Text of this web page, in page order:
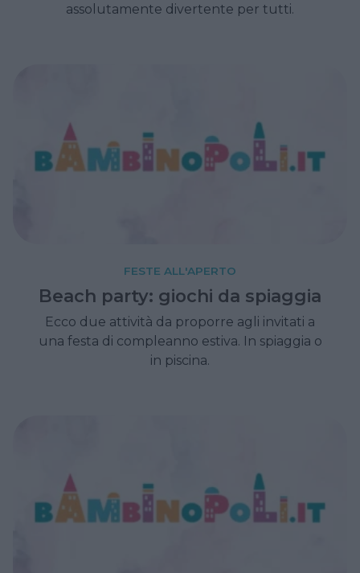
assolutamente divertente per tutti.
FESTE ALL'APERTO
Beach party: giochi da spiaggia
Ecco due attività da proporre agli invitati a
una festa di compleanno estiva. In spiaggia o
in piscina.